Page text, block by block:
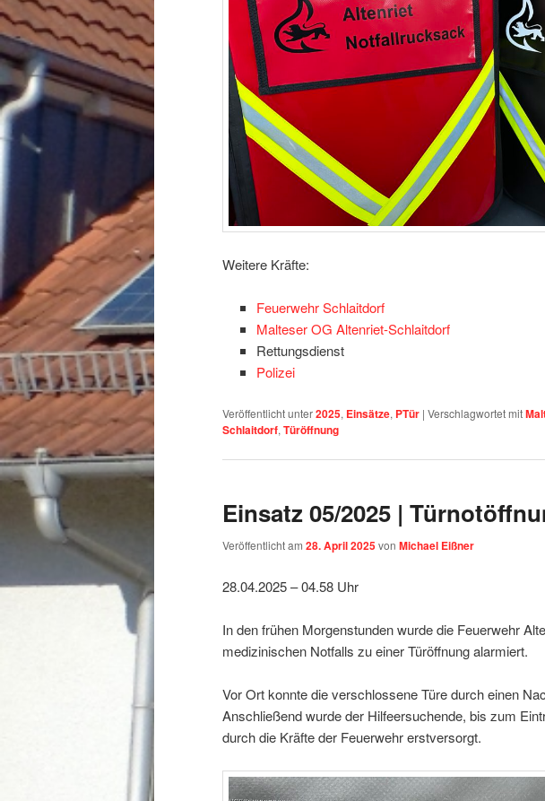
Weitere Kräfte:
Feuerwehr Schlaitdorf
Malteser OG Altenriet-Schlaitdorf
Rettungsdienst
Polizei
Veröffentlicht unter2025, Einsätze, PTür | Verschlagwortet mit
Schlaitdorf, Türöffnung
Einsatz 05/2025 |
Veröffentlicht am 28. April 2025von Michael Eißner
28.04.2025 – 04.58 Uhr
In den frühen Morgenstunden wurde die Feuerwehr
medizinischen Notfalls zu einer Türöffnung alarmiert.
Vor Ort konnte die verschlossene Türe durch einen
Anschließend wurde der Hilfeersuchende, bis zum
durch die Kräfte der Feuerwehr erstversorgt.